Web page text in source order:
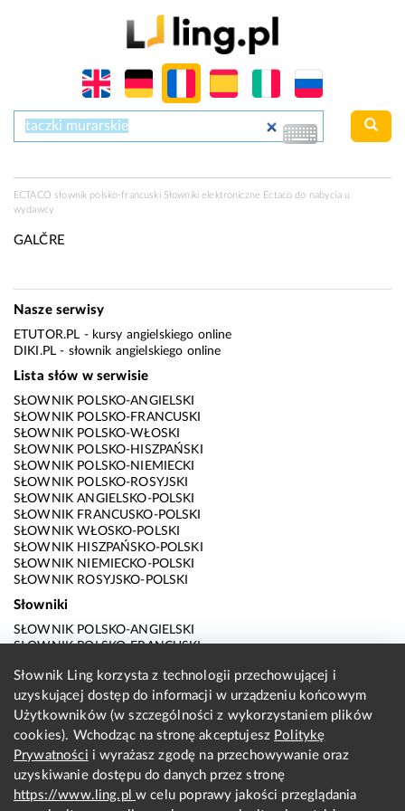
ECTACO słownik polsko-francuski Słowniki elektroniczne Ectaco do nabycia u
wydawcy
GALČRE
Nasze serwisy
ETUTOR.PL - kursy angielskiego online
DIKI.PL - słownik angielskiego online
Lista słów w serwisie
SŁOWNIK POLSKO-ANGIELSKI
SŁOWNIK POLSKO-FRANCUSKI
SŁOWNIK POLSKO-WŁOSKI
SŁOWNIK POLSKO-HISZPAŃSKI
SŁOWNIK POLSKO-NIEMIECKI
SŁOWNIK POLSKO-ROSYJSKI
SŁOWNIK ANGIELSKO-POLSKI
SŁOWNIK FRANCUSKO-POLSKI
SŁOWNIK WŁOSKO-POLSKI
SŁOWNIK HISZPAŃSKO-POLSKI
SŁOWNIK NIEMIECKO-POLSKI
SŁOWNIK ROSYJSKO-POLSKI
Słowniki
SŁOWNIK POLSKO-ANGIELSKI
SŁOWNIK POLSKO-FRANCUSKI
SŁOWNIK POLSKO-HISZPAŃSKI
SŁOWNIK POLSKO-NIEMIECKI
SŁOWNIK POLSKO-ROSYJSKI
SŁOWNIK ANGIELSKO-POLSKI
SŁOWNIK FRANCUSKO-POLSKI
SŁOWNIK WŁOSKO-POLSKI
SŁOWNIK HISZPAŃSKO-POLSKI
SŁOWNIK NIEMIECKO-POLSKI
Słownik Ling korzysta z technologii przechowującej i
uzyskującej dostęp do informacji w urządzeniu końcowym
Użytkowników (w szczególności z wykorzystaniem plików
cookies). Wchodząc na stronę akceptujesz Politykę
Prywatności i wyrażasz zgodę na przechowywanie oraz
uzyskiwanie dostępu do danych przez stronę
https://www.ling.plw celu poprawy jakości przeglądania